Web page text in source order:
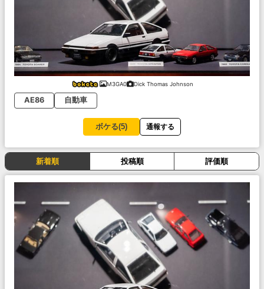
M3GA0 Dick Thomas Johnson
AE86 自動車
ボケる(5) 通報する
新着順 投稿順 評価順